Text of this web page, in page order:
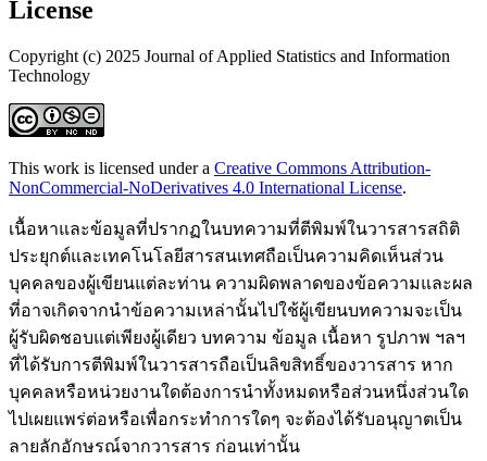
License
Copyright (c) 2025 Journal of Applied Statistics and Information
Technology
This work is licensed under a Creative Commons Attribution-
NonCommercial-NoDerivatives 4.0 International License.
เนื้อหาและข้อมูลที่ปรากฏในบทความที่ตีพิมพ์ในวารสารสถิติ
ประยุกต์และเทคโนโลยีสารสนเทศถือเป็นความคิดเห็นส่วน
บุคคลของผู้เขียนแต่ละท่าน ความผิดพลาดของข้อความและผล
ที่อาจเกิดจากนำข้อความเหล่านั้นไปใช้ผู้เขียนบทความจะเป็น
ผู้รับผิดชอบแต่เพียงผู้เดียว บทความ ข้อมูล เนื้อหา รูปภาพ ฯลฯ
ที่ได้รับการตีพิมพ์ในวารสารถือเป็นลิขสิทธิ์ของวารสาร หาก
บุคคลหรือหน่วยงานใดต้องการนำทั้งหมดหรือส่วนหนึ่งส่วนใด
ไปเผยแพร่ต่อหรือเพื่อกระทำการใดๆ จะต้องได้รับอนุญาตเป็น
ลายลักอักษรณ์จากวารสาร ก่อนเท่านั้น